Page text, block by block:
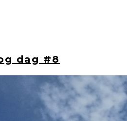
dag #8